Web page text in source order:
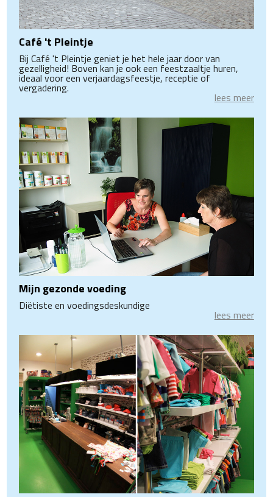
Café 't Pleintje
Bij Café 't Pleintje geniet je het hele jaar door van
gezelligheid! Boven kan je ook een feestzaaltje huren,
ideaal voor een verjaardagsfeestje, receptie of
vergadering.
lees meer
Mijn gezonde voeding
Diëtiste en voedingsdeskundige
lees meer